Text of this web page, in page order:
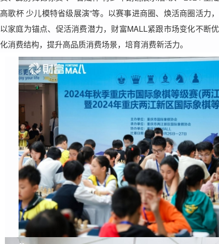
高歌杯 少儿模特省级展演”等。以赛事进商圈、焕活商圈活力，
以家庭为锚点、促活消费潜力，财富MALL紧跟市场变化不断优
化消费结构，提升高品质消费场景，培育消费新活力。